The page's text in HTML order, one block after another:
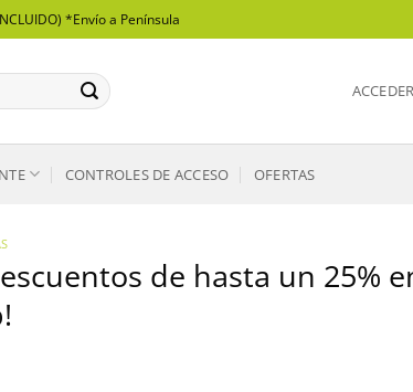
*Envío a Península
CONTROLES DE ACCESO OFERTAS
de hasta un 25%